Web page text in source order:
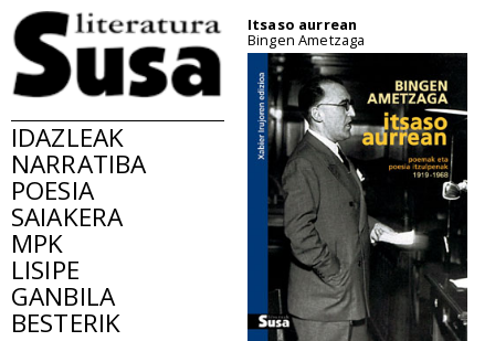
IDAZLEAK
NARRATIBA
POESIA
SAIAKERA
MPK
LISIPE
GANBILA
BESTERIK
Itsaso aurrean
Bingen Ametzaga